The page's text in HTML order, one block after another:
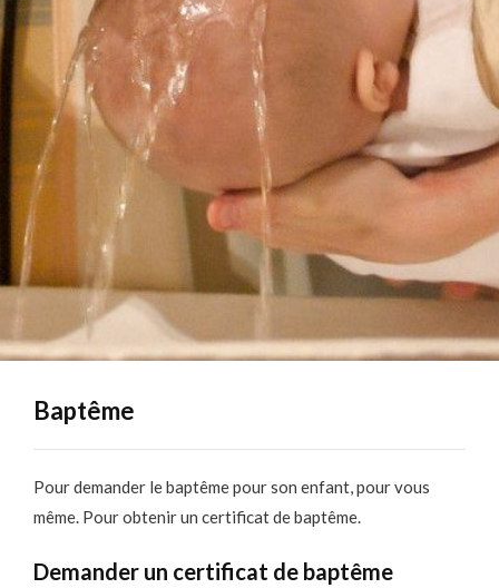
Baptême
Pour demander le baptême pour son enfant, pour vous
même. Pour obtenir un certificat de baptême.
Demander un certificat de baptême